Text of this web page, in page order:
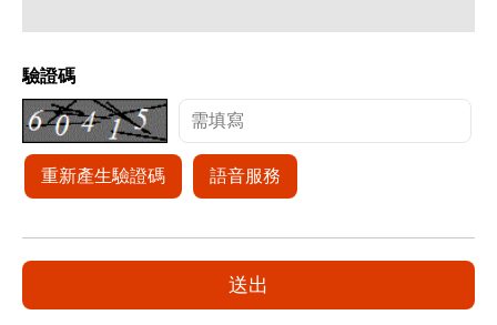
驗證碼
重新產生驗證碼 語音服務